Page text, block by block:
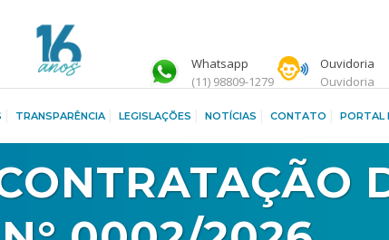
Whatsapp
(11) 98809-1279
Ouvidoria
Ouvidoria
TRANSPARÊNCIA LEGISLAÇÕES NOTÍCIAS CONTATO PORTAL